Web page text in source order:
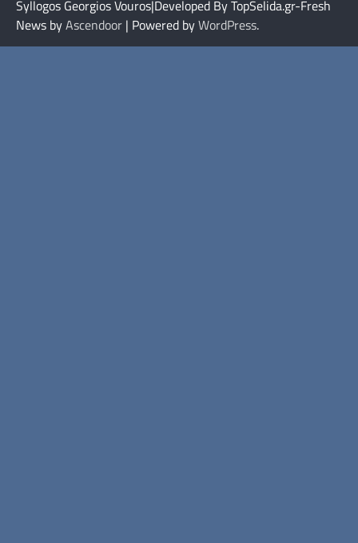
Syllogos Georgios Vouros|Developed By TopSelida.gr-Fresh
News byAscendoor | Powered byWordPress.